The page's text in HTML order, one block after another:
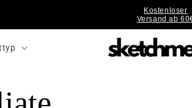
Kostenloser
Versand ab